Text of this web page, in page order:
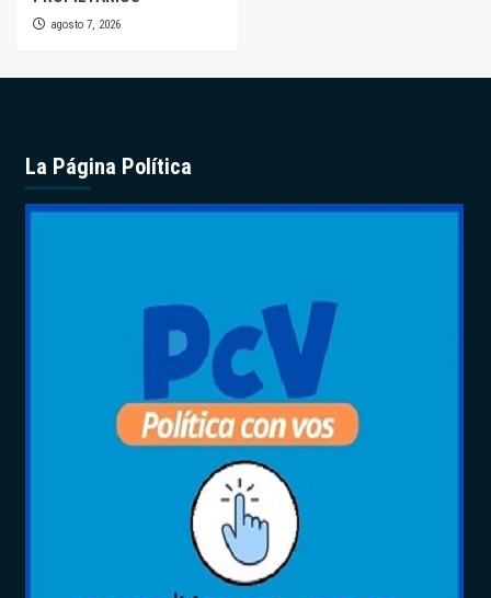
agosto 7, 2026
La Página Política